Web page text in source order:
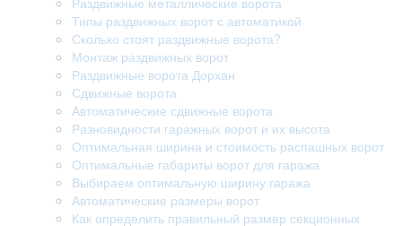
Типы раздвижных ворот с автоматикой
Сколько стоят раздвижные ворота?
Монтаж раздвижных ворот
Раздвижные ворота Дорхан
Сдвижные ворота
Автоматические сдвижные ворота
Разновидности гаражных ворот и их высота
Оптимальная ширина и стоимость распашных ворот
Оптимальные габариты ворот для гаража
Выбираем оптимальную ширину гаража
Автоматические размеры ворот
Как определить правильный размер секционных